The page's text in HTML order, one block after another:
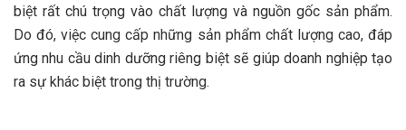
biệt rất chú trọng vào chất lượng và nguồn gốc sản phẩm.
Do đó, việc cung cấp những sản phẩm chất lượng cao, đáp
ứng nhu cầu dinh dưỡng riêng biệt sẽ giúp doanh nghiệp tạo
ra sự khác biệt trong thị trường.